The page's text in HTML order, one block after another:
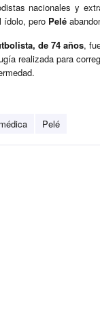
nacionales y
ídolo, pero Pelé
de 74 años,
realizada para
Pelé